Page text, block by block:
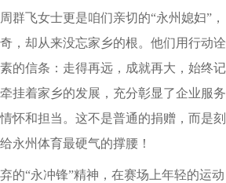
群飞女士更是咱们亲切的“永州媳妇”，
，却从来没忘家乡的根。他们用行动诠
的信条：走得再远，成就再大，始终记
挂着家乡的发展，充分彰显了企业服务
怀和担当。这不是普通的捐赠，而是刻
永州体育最硬气的撑腰！
的“永冲锋”精神，在赛场上年轻的运动